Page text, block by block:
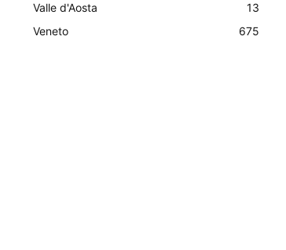
Valle d'Aosta
13
Veneto
675